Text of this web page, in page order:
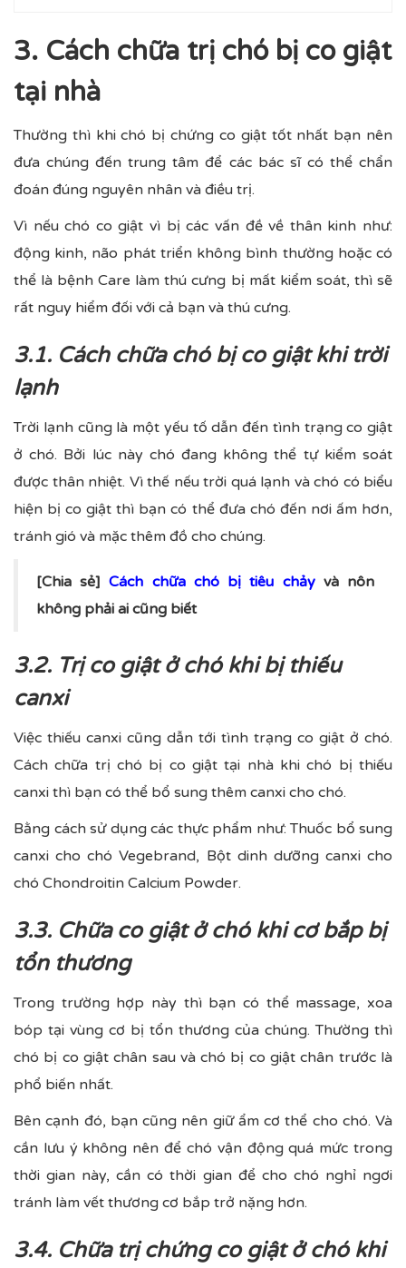
3. Cách chữa trị chó bị co giật
tại nhà
Thường thì khi chó bị chứng co giật tốt nhất bạn nên
đưa chúng đến trung tâm để các bác sĩ có thể chẩn
đoán đúng nguyên nhân và điều trị.
Vì nếu chó co giật vì bị các vấn đề về thân kinh như:
động kinh, não phát triển không bình thường hoặc có
thể là bệnh Care làm thú cưng bị mất kiểm soát, thì sẽ
rất nguy hiểm đối với cả bạn và thú cưng.
3.1. Cách chữa chó bị co giật khi trời
lạnh
Trời lạnh cũng là một yếu tố dẫn đến tình trạng co giật
ở chó. Bởi lúc này chó đang không thể tự kiểm soát
được thân nhiệt. Vì thế nếu trời quá lạnh và chó có biểu
hiện bị co giật thì bạn có thể đưa chó đến nơi ấm hơn,
tránh gió và mặc thêm đồ cho chúng.
[Chia sẻ]Cách chữa chó bị tiêu chảyvà nôn
không phải ai cũng biết
3.2. Trị co giật ở chó khi bị thiếu
canxi
Việc thiếu canxi cũng dẫn tới tình trạng co giật ở chó.
Cách chữa trị chó bị co giật tại nhà khi chó bị thiếu
canxi thì bạn có thể bổ sung thêm canxi cho chó.
Bằng cách sử dụng các thực phẩm như: Thuốc bổ sung
canxi cho chó Vegebrand, Bột dinh dưỡng canxi cho
chó Chondroitin Calcium Powder.
3.3. Chữa co giật ở chó khi cơ bắp bị
tổn thương
Trong trường hợp này thì bạn có thể massage, xoa
bóp tại vùng cơ bị tổn thương của chúng. Thường thì
chó bị co giật chân sau và chó bị co giật chân trước là
phổ biến nhất.
Bên cạnh đó, bạn cũng nên giữ ẩm cơ thể cho chó. Và
cần lưu ý không nên để chó vận động quá mức trong
thời gian này, cần có thời gian để cho chó nghỉ ngơi
tránh làm vết thương cơ bắp trở nặng hơn.
3.4. Chữa trị chứng co giật ở chó khi